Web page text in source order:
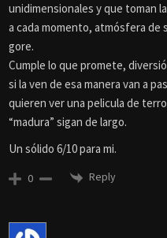
unidimensionales y que toman
a cada momento, atmósfera de
gore.
Cumple lo que promete,
si la ven de esa manera van a
quieren ver una pelicula de
“madura” sigan de largo.
Un sólido 6/10 para mi.
0 Reply